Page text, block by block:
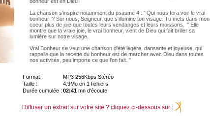
La chanson s'inspire notamment du psaume 4 : " Qui nous fera voir le vrai
bonheur ? Sur nous, Seigneur, que s'illumine ton visage. Tu mets dans mon
coeur plus de joie que toutes leurs vendanges et leurs moissons. " Elle
montre que la vraie joie, le vrai bonheur, vient de Dieu qui fait briller sa
lumière sur notre visage.
Vrai Bonheur se veut une chanson d'été légère, dansante et joyeuse, qui
rappelle que la recette du bonheur est de marcher avec Dieu dans toutes
nos activités, peu importe ce que l'on fait. "
Format :
MP3 256Kbps Stéréo
Taille :
4.9Mo en 1 fichiers
Durée cumulée : 02:41 mn d'écoute
Diffuser un extrait sur votre site ? cliquez ci-dessous sur :